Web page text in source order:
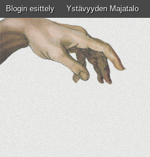
Blogin esittely Ystävyyden Majatalo